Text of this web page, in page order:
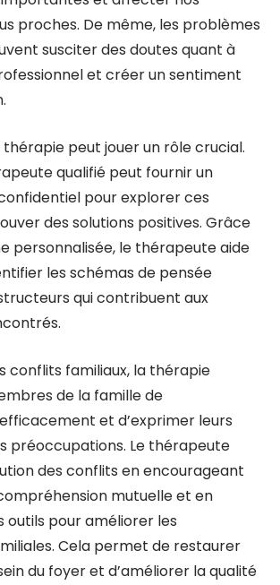
proches. De même, les problèmes
susciter des doutes quant à
et créer un sentiment
thérapie peut jouer un rôle crucial.
qualifié peut fournir un
pour explorer ces
des solutions positives. Grâce
personnalisée, le thérapeute aide
les schémas de pensée
qui contribuent aux
conflits familiaux, la thérapie
de la famille de
et d’exprimer leurs
préoccupations. Le thérapeute
des conflits en encourageant
mutuelle et en
outils pour améliorer les
Cela permet de restaurer
du foyer et d’améliorer la qualité